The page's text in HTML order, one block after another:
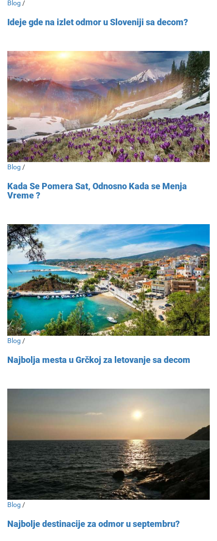
Blog /
Ideje gde na izlet odmor u Sloveniji sa decom?
Blog /
Kada Se Pomera Sat, Odnosno Kada se Menja
Vreme ?
Blog /
Najbolja mesta u Grčkoj za letovanje sa decom
Blog /
Najbolje destinacije za odmor u septembru?